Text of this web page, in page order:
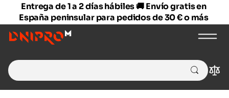
Entrega de 1 a 2 días hábiles 🚚 Envío gratis en
España peninsular para pedidos de 30 € o más
Search
for: